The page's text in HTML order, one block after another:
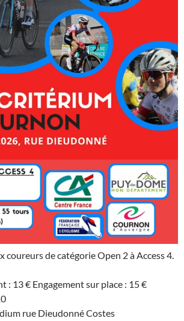
coureurs de catégorie Open 2 à Access 4.
: 13 € Engagement sur place : 15 €
rue Dieudonné Costes